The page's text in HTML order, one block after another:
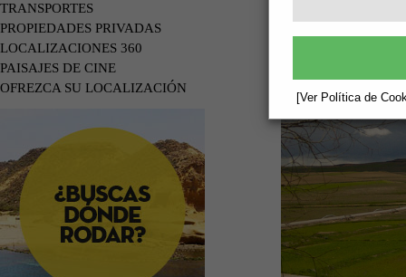
[Ver Política de
TRANSPORTES
PROPIEDADES PRIVADAS
LOCALIZACIONES 360
PAISAJES DE CINE
OFREZCA SU LOCALIZACIÓN